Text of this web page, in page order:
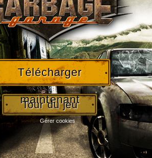
Télécharger
maintenant
Tour du jeu
Gérer cookies